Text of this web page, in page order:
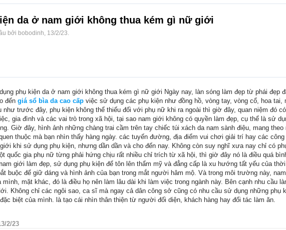
da ở nam giới không thua kém gì nữ giới
bởi bobodinh, 13/2/23.
phụ kiện da ở nam giới không thua kém gì nữ giới Ngày nay, làn sóng làm đẹp từ phái đẹp
đến giá sổ bìa da cao cấp việc sử dụng các phụ kiện như đồng hồ, vòng tay, vòng cổ, hoa
như trước đây, phụ kiện không thể thiếu đối với phụ nữ khi ra ngoài thì giờ đây, quan niệm đó
gia đình và các vai trò trong xã hội, tại sao nam giới không có quyền làm đẹp, cụ thể là sử
Giờ đây, hình ảnh những chàng trai cầm trên tay chiếc túi xách da nam sành điệu, mang
thuộc mà bạn nhìn thấy hàng ngày. các tuyến đường, địa điểm vui chơi giải trí hay các
khi sử dụng phụ kiện, nhưng dần dần và cho đến nay. Không còn suy nghĩ xưa nay chỉ có
quốc gia phụ nữ từng phải hứng chịu rất nhiều chỉ trích từ xã hội, thì giờ đây nó là điều quá
giới làm đẹp, sử dụng phụ kiện để tôn lên thẩm mỹ và đẳng cấp là xu hướng tất yếu của
buộc để giữ dáng và hình ảnh của bạn trong mắt người hâm mộ. Và trong môi trường này,
mình, mặt khác, đó là điều họ nên làm lâu dài khi làm việc trong ngành này. Bên cạnh nhu cầu
Không chỉ các ngôi sao, ca sĩ mà ngay cả dân công sở cũng có nhu cầu sử dụng những
biệt của mình. là tạo cái nhìn thân thiện từ người đối diện, khách hàng hay đối tác làm ăn.
2/23